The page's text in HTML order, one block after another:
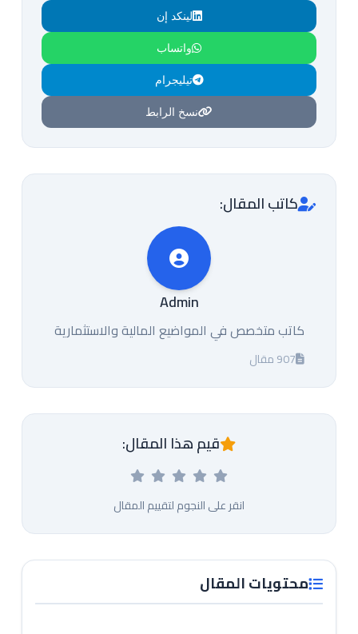
لينكد إن
واتساب
تيليجرام
نسخ الرابط
كاتب المقال:
Admin
كاتب متخصص في المواضيع المالية والاستثمارية
907 مقال
قيم هذا المقال:
انقر على النجوم لتقييم المقال
محتويات المقال